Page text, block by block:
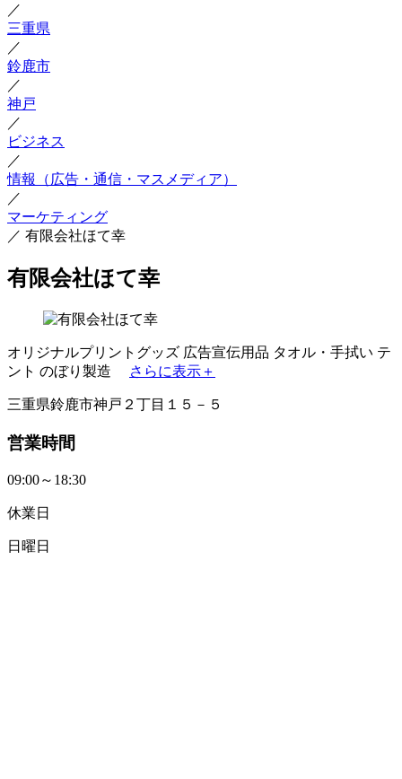
／
三重県
／
鈴鹿市
／
神戸
／
ビジネス
／
情報（広告・通信・マスメディア）
／
マーケティング
／ 有限会社ほて幸
有限会社ほて幸
オリジナルプリントグッズ 広告宣伝用品 タオル・手拭い テ
ント のぼり製造 さらに表示＋
三重県鈴鹿市神戸２丁目１５－５
営業時間
09:00～18:30
休業日
日曜日